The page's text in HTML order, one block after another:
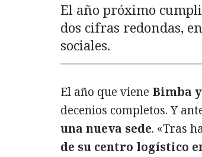
El año próximo
dos cifras redondas,
sociales.
El año que viene Bimba
decenios completos. Y
una nueva sede. «Tras
de su centro logístico